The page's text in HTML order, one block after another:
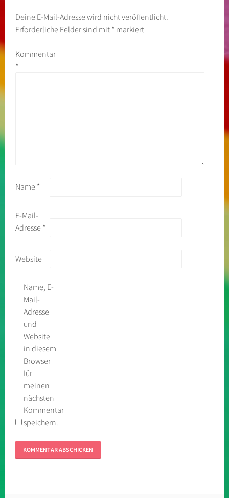
Deine E-Mail-Adresse wird nicht veröffentlicht.
Erforderliche Felder sind mit * markiert
Kommentar
*
Name *
E-Mail-
Adresse *
Website
Name, E-
Mail-
Adresse
und
Website
in diesem
Browser
für
meinen
nächsten
Kommentar
speichern.